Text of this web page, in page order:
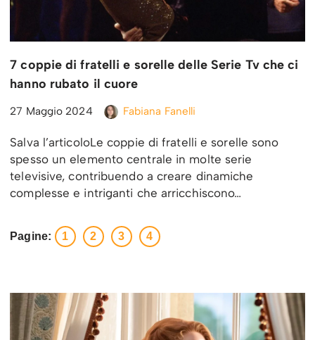
7 coppie di fratelli e sorelle delle Serie Tv che ci
hanno rubato il cuore
27 Maggio 2024 Fabiana Fanelli
Salva l’articoloLe coppie di fratelli e sorelle sono
spesso un elemento centrale in molte serie
televisive, contribuendo a creare dinamiche
complesse e intriganti che arricchiscono…
Pagine: 1 2 3 4